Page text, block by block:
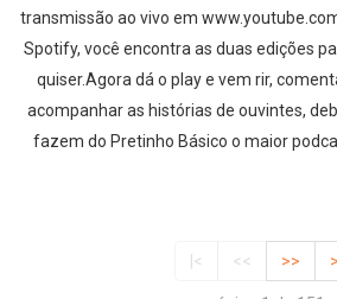
transmissão ao vivo em
Spotify, você encontra as duas edições
quiser.Agora dá o play e vem rir,
acompanhar as histórias de ouvintes,
fazem do Pretinho Básico o maior
|< << >> >|